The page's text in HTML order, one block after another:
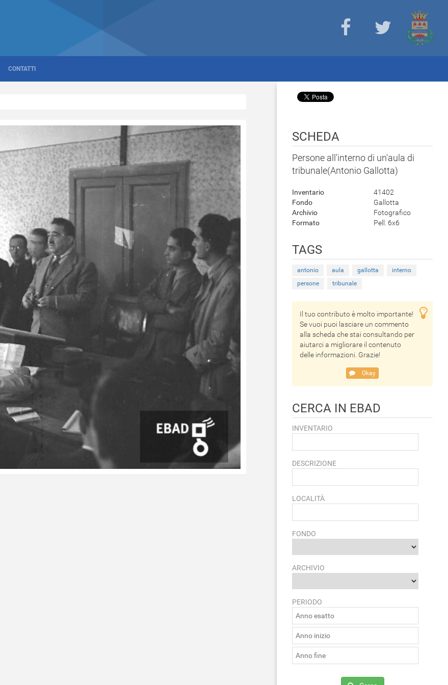
CONTATTI
SCHEDA
Persone all'interno di un'aula di
tribunale(Antonio Gallotta)
Inventario
41402
Fondo
Gallotta
Archivio
Fotografico
Formato
Pell. 6x6
TAGS
antonio aula gallotta
interno
persone
tribunale
Il tuo contributo è molto importante!
Se vuoi puoi lasciare un commento
alla scheda che stai consultando per
aiutarci a migliorare il contenuto
delle informazioni. Grazie!
Okay
CERCA IN EBAD
INVENTARIO
DESCRIZIONE
LOCALITÀ
FONDO
ARCHIVIO
PERIODO